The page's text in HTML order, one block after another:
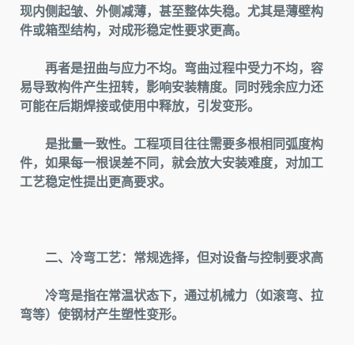
现内侧起皱、外侧减薄，甚至整体失稳。尤其是薄壁构
件或箱型结构，对成形稳定性要求更高。
再者是扭曲与应力不均。弯曲过程中受力不均，容
易导致构件产生扭转，影响安装精度。同时残余应力还
可能在后期焊接或使用中释放，引发变形。
是批量一致性。工程项目往往需要多根相同弧度构
件，如果每一根误差不同，就会放大安装难度，对加工
工艺稳定性提出更高要求。
二、冷弯工艺：常规选择，但对设备与控制要求高
冷弯是指在常温状态下，通过机械力（如滚弯、拉
弯等）使钢材产生塑性变形。